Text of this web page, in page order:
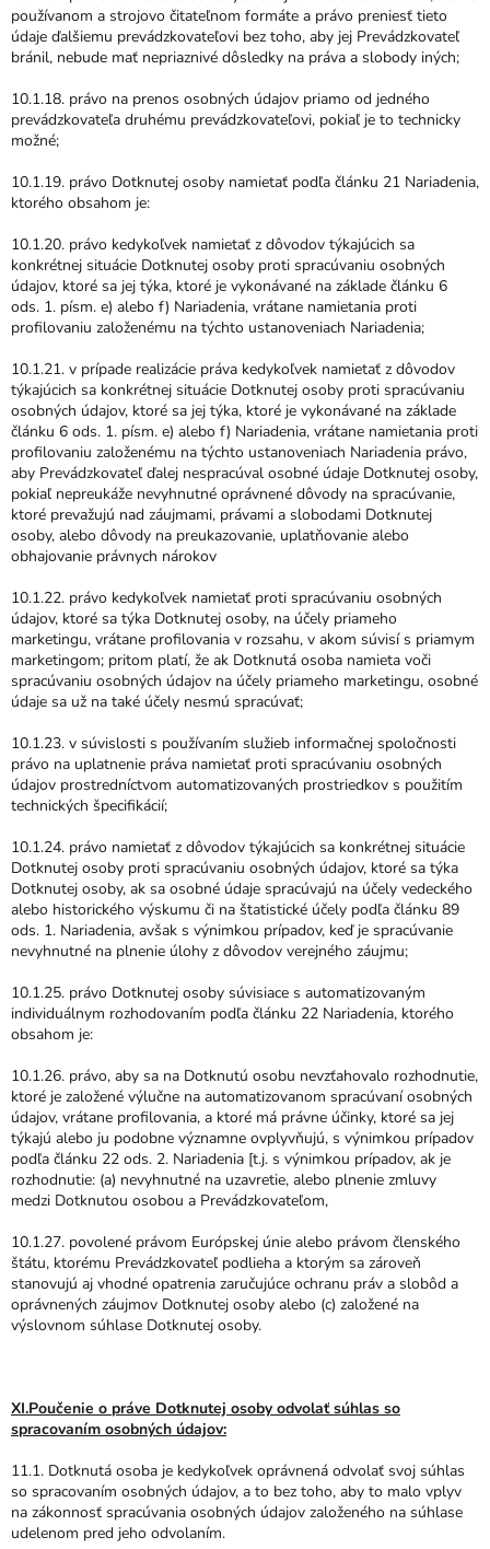
používanom a strojovo čitateľnom formáte a právo preniesť tieto
údaje ďalšiemu prevádzkovateľovi bez toho, aby jej Prevádzkovateľ
bránil, nebude mať nepriaznivé dôsledky na práva a slobody iných;
10.1.18. právo na prenos osobných údajov priamo od jedného
prevádzkovateľa druhému prevádzkovateľovi, pokiaľ je to technicky
možné;
10.1.19. právo Dotknutej osoby namietať podľa článku 21 Nariadenia,
ktorého obsahom je:
10.1.20. právo kedykoľvek namietať z dôvodov týkajúcich sa
konkrétnej situácie Dotknutej osoby proti spracúvaniu osobných
údajov, ktoré sa jej týka, ktoré je vykonávané na základe článku 6
ods. 1. písm. e) alebo f) Nariadenia, vrátane namietania proti
profilovaniu založenému na týchto ustanoveniach Nariadenia;
10.1.21. v prípade realizácie práva kedykoľvek namietať z dôvodov
týkajúcich sa konkrétnej situácie Dotknutej osoby proti spracúvaniu
osobných údajov, ktoré sa jej týka, ktoré je vykonávané na základe
článku 6 ods. 1. písm. e) alebo f) Nariadenia, vrátane namietania proti
profilovaniu založenému na týchto ustanoveniach Nariadenia právo,
aby Prevádzkovateľ ďalej nespracúval osobné údaje Dotknutej osoby,
pokiaľ nepreukáže nevyhnutné oprávnené dôvody na spracúvanie,
ktoré prevažujú nad záujmami, právami a slobodami Dotknutej
osoby, alebo dôvody na preukazovanie, uplatňovanie alebo
obhajovanie právnych nárokov
10.1.22. právo kedykoľvek namietať proti spracúvaniu osobných
údajov, ktoré sa týka Dotknutej osoby, na účely priameho
marketingu, vrátane profilovania v rozsahu, v akom súvisí s priamym
marketingom; pritom platí, že ak Dotknutá osoba namieta voči
spracúvaniu osobných údajov na účely priameho marketingu, osobné
údaje sa už na také účely nesmú spracúvať;
10.1.23. v súvislosti s používaním služieb informačnej spoločnosti
právo na uplatnenie práva namietať proti spracúvaniu osobných
údajov prostredníctvom automatizovaných prostriedkov s použitím
technických špecifikácií;
10.1.24. právo namietať z dôvodov týkajúcich sa konkrétnej situácie
Dotknutej osoby proti spracúvaniu osobných údajov, ktoré sa týka
Dotknutej osoby, ak sa osobné údaje spracúvajú na účely vedeckého
alebo historického výskumu či na štatistické účely podľa článku 89
ods. 1. Nariadenia, avšak s výnimkou prípadov, keď je spracúvanie
nevyhnutné na plnenie úlohy z dôvodov verejného záujmu;
10.1.25. právo Dotknutej osoby súvisiace s automatizovaným
individuálnym rozhodovaním podľa článku 22 Nariadenia, ktorého
obsahom je:
10.1.26. právo, aby sa na Dotknutú osobu nevzťahovalo rozhodnutie,
ktoré je založené výlučne na automatizovanom spracúvaní osobných
údajov, vrátane profilovania, a ktoré má právne účinky, ktoré sa jej
týkajú alebo ju podobne významne ovplyvňujú, s výnimkou prípadov
podľa článku 22 ods. 2. Nariadenia [t.j. s výnimkou prípadov, ak je
rozhodnutie: (a) nevyhnutné na uzavretie, alebo plnenie zmluvy
medzi Dotknutou osobou a Prevádzkovateľom,
10.1.27. povolené právom Európskej únie alebo právom členského
štátu, ktorému Prevádzkovateľ podlieha a ktorým sa zároveň
stanovujú aj vhodné opatrenia zaručujúce ochranu práv a slobôd a
oprávnených záujmov Dotknutej osoby alebo (c) založené na
výslovnom súhlase Dotknutej osoby.
XI.Poučenie o práve Dotknutej osoby odvolať súhlas so
spracovaním osobných údajov:
11.1. Dotknutá osoba je kedykoľvek oprávnená odvolať svoj súhlas
so spracovaním osobných údajov, a to bez toho, aby to malo vplyv
na zákonnosť spracúvania osobných údajov založeného na súhlase
udelenom pred jeho odvolaním.